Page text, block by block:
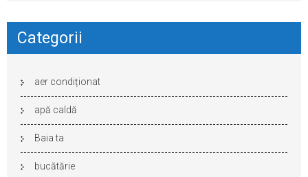
Categorii
aer condiționat
apă caldă
Baia ta
bucătărie